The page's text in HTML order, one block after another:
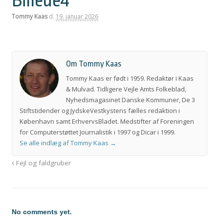
Tommy Kaas d. 19. januar 2026
Om Tommy Kaas
Tommy Kaas er født i 1959. Redaktør i Kaas
& Mulvad. Tidligere Vejle Amts Folkeblad,
Nyhedsmagasinet Danske Kommuner, De 3
Stiftstidender og JydskeVestkystens fælles redaktion i
København samt ErhvervsBladet. Medstifter af Foreningen
for Computerstøttet Journalistik i 1997 og Dicar i 1999.
Se alle indlæg af Tommy Kaas →
Fejl og faldgruber
No comments yet.